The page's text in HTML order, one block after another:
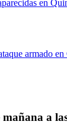
en
armado en
a